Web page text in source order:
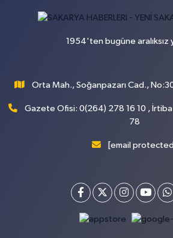
1954'ten bugüne aralıksız
Orta Mah., Soğanpazarı Cad.,
Gazete Ofisi: 0(264) 278 16 10 ,
78
[email